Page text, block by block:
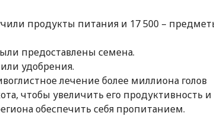
продукты питания и 17 500 –
предоставлены семена.
удобрения.
лечение более миллиона голов
чтобы увеличить его продуктивность и
обеспечить себя пропитанием.